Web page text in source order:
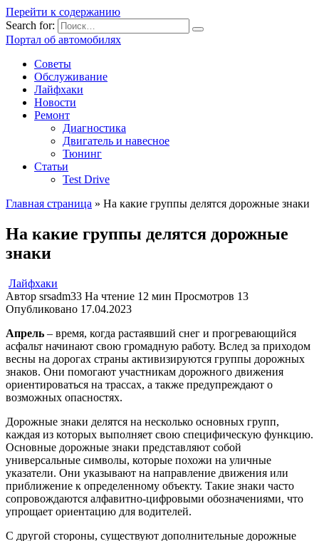
Перейти к содержанию
Search for:
Портал об автомобилях
Советы
Обслуживание
Лайфхаки
Новости
Ремонт
Диагностика
Двигатель и навесное
Тюнинг
Статьи
Test Drive
Главная страница » На какие группы делятся дорожные знаки
На какие группы делятся дорожные
знаки
Лайфхаки
Автор srsadm33 На чтение 12 мин Просмотров 13
Опубликовано 17.04.2023
Апрель – время, когда растаявший снег и прогревающийся
асфальт начинают свою громадную работу. Вслед за приходом
весны на дорогах страны активизируются группы дорожных
знаков. Они помогают участникам дорожного движения
ориентироваться на трассах, а также предупреждают о
возможных опасностях.
Дорожные знаки делятся на несколько основных групп,
каждая из которых выполняет свою специфическую функцию.
Основные дорожные знаки представляют собой
универсальные символы, которые похожи на уличные
указатели. Они указывают на направление движения или
приближение к определенному объекту. Такие знаки часто
сопровождаются алфавитно-цифровыми обозначениями, что
упрощает ориентацию для водителей.
С другой стороны, существуют дополнительные дорожные